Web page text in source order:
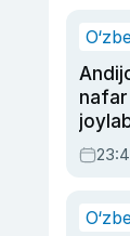
nafar